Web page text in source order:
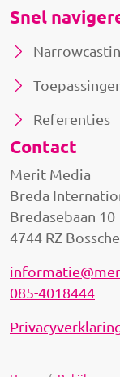
Snel
Referenties
Contact
Merit Media
Breda
Bredasebaan 10
4744 RZ
085-4018444